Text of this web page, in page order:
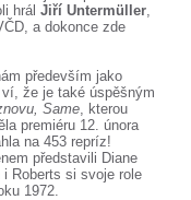
hrálJiří Untermüller,
a dokonce zde
především jako
že je také úspěšným
Same, kterou
premiéru 12. února
na 453 repríz!
představili Diane
i Roberts si svoje role
1972.